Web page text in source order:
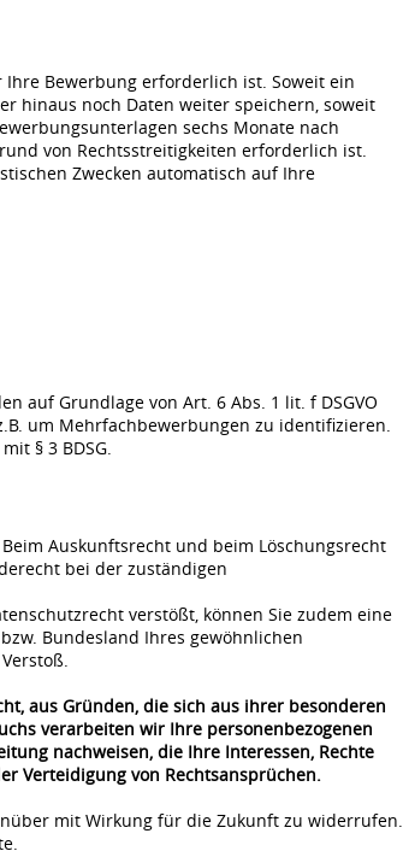
Bewerbung erforderlich ist. Soweit ein
hinaus noch Daten weiter speichern, soweit
sechs Monate nach
von Rechtsstreitigkeiten erforderlich ist.
Zwecken automatisch auf Ihre
auf Grundlage von Art. 6 Abs. 1 lit. f DSGVO
um Mehrfachbewerbungen zu identifizieren.
§ 3 BDSG.
Auskunftsrecht und beim Löschungsrecht
bei der zuständigen
verstößt, können Sie zudem eine
Bundesland Ihres gewöhnlichen
aus Gründen, die sich aus ihrer besonderen
verarbeiten wir Ihre personenbezogenen
nachweisen, die Ihre Interessen, Rechte
Verteidigung von Rechtsansprüchen.
mit Wirkung für die Zukunft zu widerrufen.